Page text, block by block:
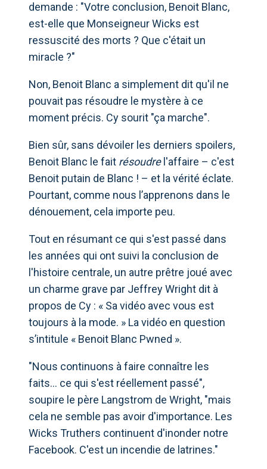
demande : "Votre conclusion, Benoit Blanc,
est-elle que Monseigneur Wicks est
ressuscité des morts ? Que c'était un
miracle ?"
Non, Benoit Blanc a simplement dit qu'il ne
pouvait pas résoudre le mystère à ce
moment précis. Cy sourit "ça marche".
Bien sûr, sans dévoiler les derniers spoilers,
Benoit Blanc le fait résoudrel'affaire – c'est
Benoit putain de Blanc ! – et la vérité éclate.
Pourtant, comme nous l’apprenons dans le
dénouement, cela importe peu.
Tout en résumant ce qui s'est passé dans
les années qui ont suivi la conclusion de
l'histoire centrale, un autre prêtre joué avec
un charme grave par Jeffrey Wright dit à
propos de Cy : « Sa vidéo avec vous est
toujours à la mode. » La vidéo en question
s’intitule « Benoit Blanc Pwned ».
"Nous continuons à faire connaître les
faits... ce qui s'est réellement passé",
soupire le père Langstrom de Wright, "mais
cela ne semble pas avoir d'importance. Les
Wicks Truthers continuent d'inonder notre
Facebook. C'est un incendie de latrines."